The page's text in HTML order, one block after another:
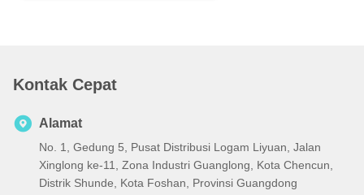
Kontak Cepat
Alamat
No. 1, Gedung 5, Pusat Distribusi Logam Liyuan, Jalan
Xinglong ke-11, Zona Industri Guanglong, Kota Chencun,
Distrik Shunde, Kota Foshan, Provinsi Guangdong